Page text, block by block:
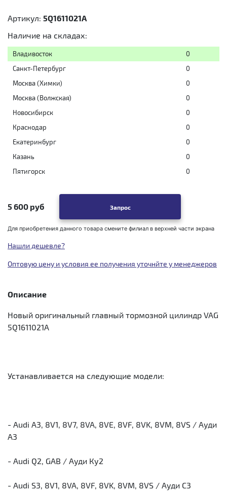
Артикул: 5Q1611021A
Наличие на складах:
Владивосток
0
Санкт-Петербург
0
Москва (Химки)
0
Москва (Волжская)
0
Новосибирск
0
Краснодар
0
Екатеринбург
0
Казань
0
Пятигорск
0
5 600 руб Запрос
Для приобретения данного товара смените филиал в верхней части экрана
Нашли дешевле?
Оптовую цену и условия ее получения уточнйте у менеджеров
Описание
Новый оригинальный главный тормозной цилиндр VAG
5Q1611021A
Устанавливается на следующие модели:
- Audi A3, 8V1, 8V7, 8VA, 8VE, 8VF, 8VK, 8VM, 8VS / Ауди
А3
- Audi Q2, GAB / Ауди Ку2
- Audi S3, 8V1, 8VA, 8VF, 8VK, 8VM, 8VS / Ауди С3